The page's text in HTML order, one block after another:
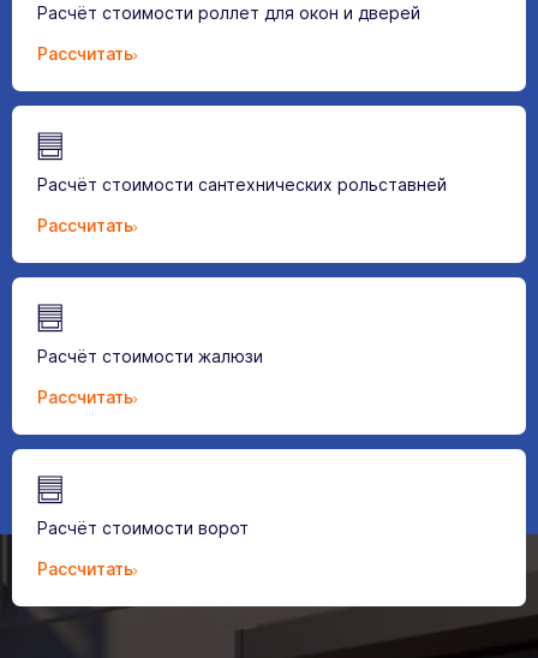
Расчёт стоимости роллет для окон и дверей
Рассчитать
Расчёт стоимости сантехнических рольставней
Рассчитать
Расчёт стоимости жалюзи
Рассчитать
Расчёт стоимости ворот
Рассчитать